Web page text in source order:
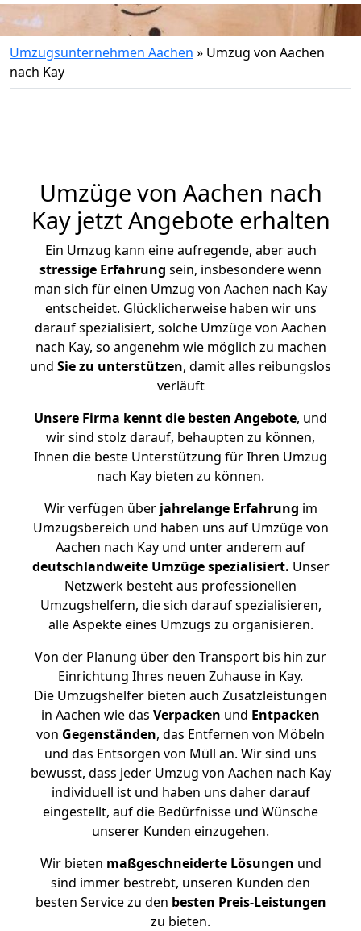
Umzugsunternehmen Aachen » Umzug von Aachen
nach Kay
Umzüge von Aachen nach
Kay jetzt Angebote erhalten
Ein Umzug kann eine aufregende, aber auch
stressige Erfahrung sein, insbesondere wenn
man sich für einen Umzug von Aachen nach Kay
entscheidet. Glücklicherweise haben wir uns
darauf spezialisiert, solche Umzüge von Aachen
nach Kay, so angenehm wie möglich zu machen
und Sie zu unterstützen, damit alles reibungslos
verläuft
Unsere Firma kennt die besten Angebote, und
wir sind stolz darauf, behaupten zu können,
Ihnen die beste Unterstützung für Ihren Umzug
nach Kay bieten zu können.
Wir verfügen überjahrelange Erfahrung im
Umzugsbereich und haben uns auf Umzüge von
Aachen nach Kay und unter anderem auf
deutschlandweite Umzüge spezialisiert. Unser
Netzwerk besteht aus professionellen
Umzugshelfern, die sich darauf spezialisieren,
alle Aspekte eines Umzugs zu organisieren.
Von der Planung über den Transport bis hin zur
Einrichtung Ihres neuen Zuhause in Kay.
Die Umzugshelfer bieten auch Zusatzleistungen
in Aachen wie das Verpacken und Entpacken
von Gegenständen, das Entfernen von Möbeln
und das Entsorgen von Müll an. Wir sind uns
bewusst, dass jeder Umzug von Aachen nach Kay
individuell ist und haben uns daher darauf
eingestellt, auf die Bedürfnisse und Wünsche
unserer Kunden einzugehen.
Wir bieten maßgeschneiderte Lösungen und
sind immer bestrebt, unseren Kunden den
besten Service zu den besten Preis-Leistungen
zu bieten.